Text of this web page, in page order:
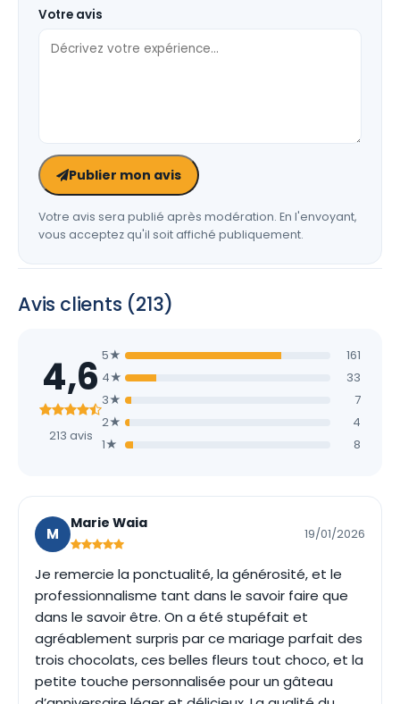
Votre avis
Publier mon avis
Votre avis sera publié après modération. En l'envoyant,
vous acceptez qu'il soit affiché publiquement.
Avis clients (213)
4,6
213 avis
5★
161
4★
33
3★
7
2★
4
1★
8
M
Marie Waia
19/01/2026
Je remercie la ponctualité, la générosité, et le
professionnalisme tant dans le savoir faire que
dans le savoir être. On a été stupéfait et
agréablement surpris par ce mariage parfait des
trois chocolats, ces belles fleurs tout choco, et la
petite touche personnalisée pour un gâteau